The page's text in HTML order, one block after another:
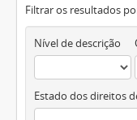
Filtrar os resultados
Nível de descrição
Estado dos direitos